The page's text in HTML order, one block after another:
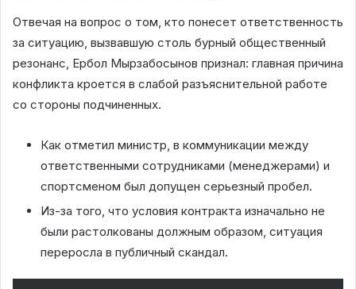
Отвечая на вопрос о том, кто понесет ответственность
за ситуацию, вызвавшую столь бурный общественный
резонанс, Ербол Мырзабосынов признал: главная причина
конфликта кроется в слабой разъяснительной работе
со стороны подчиненных.
Как отметил министр, в коммуникации между
ответственными сотрудниками (менеджерами) и
спортсменом был допущен серьезный пробел.
Из-за того, что условия контракта изначально не
были растолкованы должным образом, ситуация
переросла в публичный скандал.